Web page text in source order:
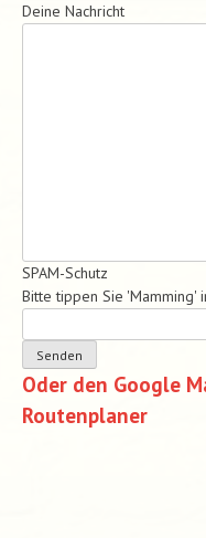
Deine Nachricht
SPAM-Schutz
Bitte tippen Sie 'Mamming'
Oder den Google
Routenplaner